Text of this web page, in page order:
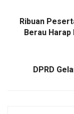
Ribuan
Berau
DPRD